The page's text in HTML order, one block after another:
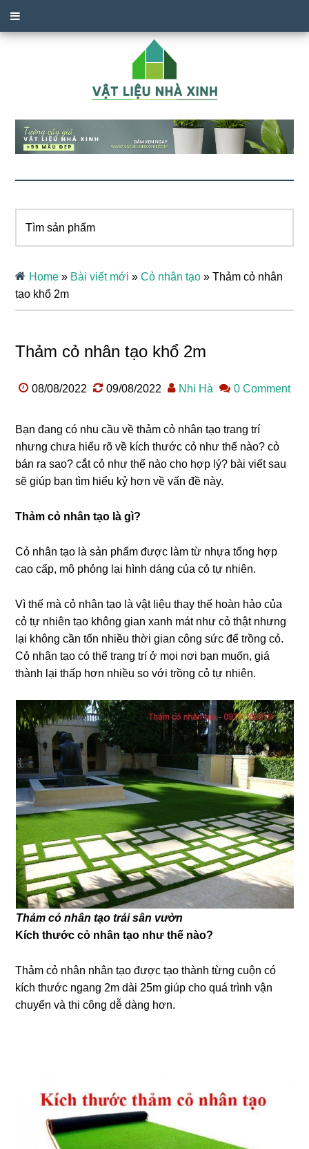
sản
Home » Bài viết mới »Cỏ nhân tạo »Thảm cỏ nhân
tạo khổ 2m
Thảm cỏ nhân tạo khổ 2m
08/08/2022 09/08/2022 Nhi Hà 0 Comment
Bạn đang có nhu cầu về thảm cỏ nhân tạo trang trí
nhưng chưa hiểu rõ về kích thước cỏ như thế nào? cỏ
bán ra sao? cắt cỏ như thế nào cho hợp lý? bài viết sau
sẽ giúp bạn tìm hiểu kỷ hơn về vấn đề này.
Thảm cỏ nhân tạo là gì?
Cỏ nhân tạo là sản phẩm được làm từ nhựa tổng hợp
cao cấp, mô phỏng lại hình dáng của cỏ tự nhiên.
Vì thế mà cỏ nhân tạo là vật liệu thay thế hoàn hảo của
cỏ tự nhiên tạo không gian xanh mát như cỏ thật nhưng
lại không cần tốn nhiều thời gian công sức để trồng cỏ.
Cỏ nhân tạo có thể trang trí ở mọi nơi bạn muốn, giá
thành lại thấp hơn nhiều so với trồng cỏ tự nhiên.
Thảm cỏ nhân tạo trải sân vườn
Kích thước cỏ nhân tạo như thế nào?
Thảm cỏ nhân nhân tạo được tạo thành từng cuộn có
kích thước ngang 2m dài 25m giúp cho quá trình vận
chuyển và thi công dễ dàng hơn.